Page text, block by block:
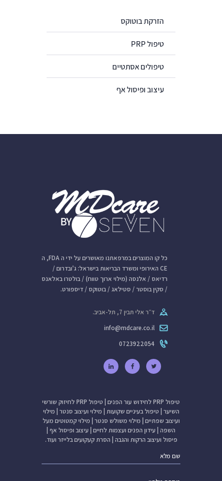
הזרקת בוטוקס
טיפול PRP
טיפולים אסתטיים
עיצוב ופיסול אף
כל קו המוצרים במרפאתנו מאושרים על ידי ה FDA, ה
CE האירופי ומשרד הבריאות בישראל: ג'ובדרום /
רדיאס / אלנסה (מילוי ארוך טווח) / בולטרו באלאנס
/ סקין בוסטר / סטילאג / בוטוקס / דיספורט.
ד״ר אלי תבין 7, תל-אביב.
info@mdcare.co.il
0723922054
טיפול PRP לחידוש עור הפנים
טיפול PRP לחיזוק שורשי
השיער טיפול בעיניים שקועות מילוי ועיצוב סנטר מילוי
ועיצוב שפתיים מילוי משולש סנטר מילוי קמטוטים מעל
השפה עידון הפנים ועצמות לחיים עיצוב ופיסול אף
פיסול ועיצוב הרקות והגבה הסרת קעקועים בלייזר ועוד.